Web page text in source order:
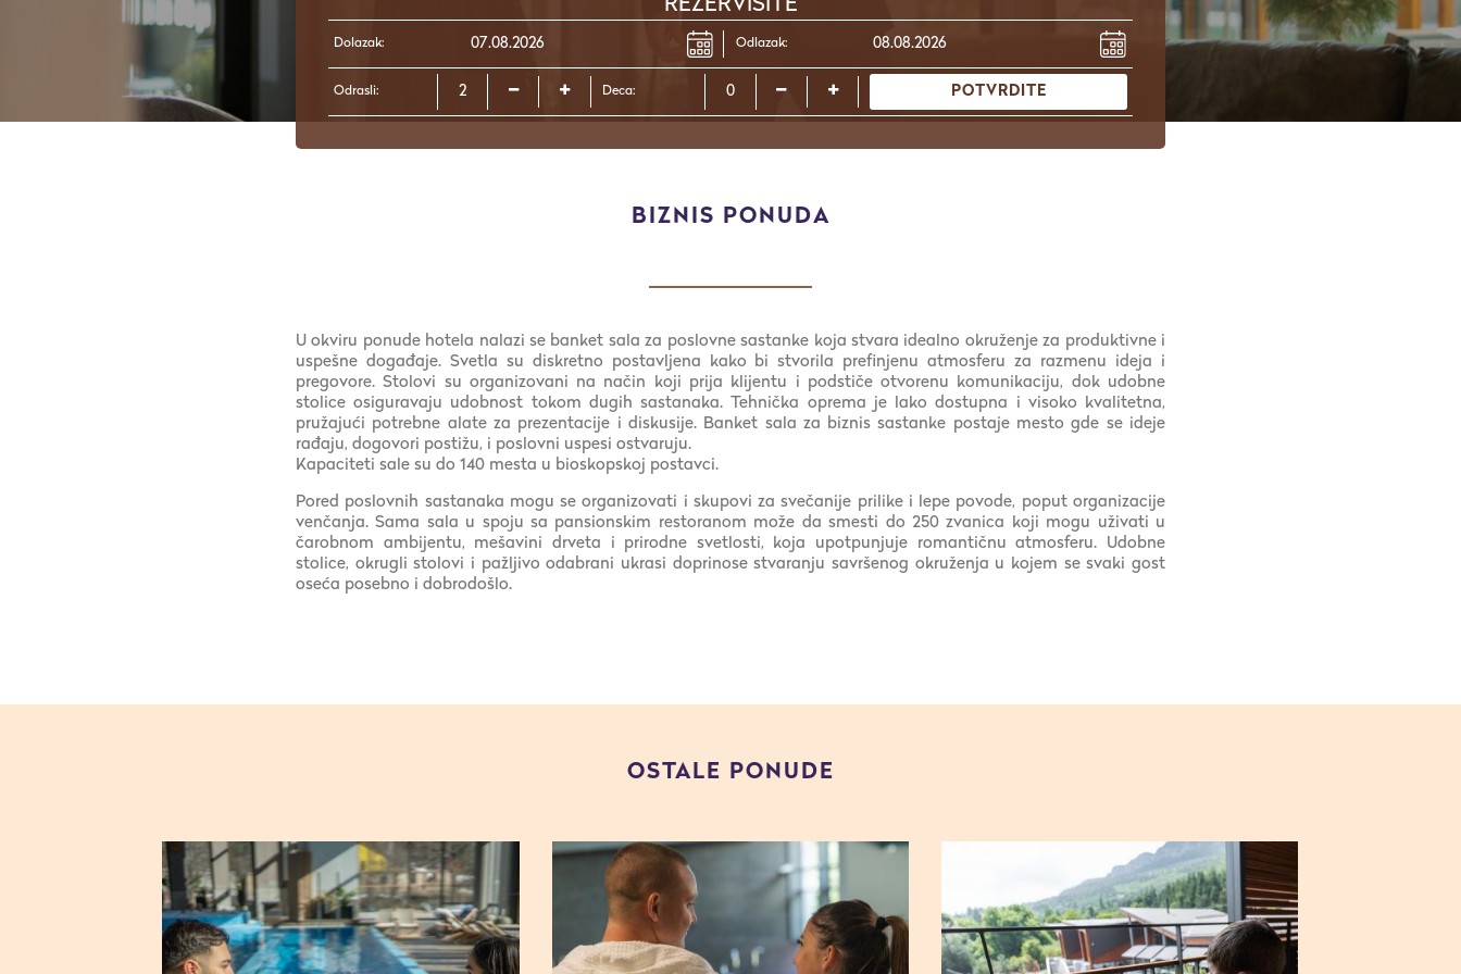
REZERVISITE
Dolazak: Odlazak:
Odrasli: Deca: POTVRDITE
BIZNIS PONUDA
U okviru ponude hotela nalazi se banket sala za poslovne sastanke koja stvara idealno okruženje za produktivne i
uspešne događaje. Svetla su diskretno postavljena kako bi stvorila prefinjenu atmosferu za razmenu ideja i
pregovore. Stolovi su organizovani na način koji prija klijentu i podstiče otvorenu komunikaciju, dok udobne
stolice osiguravaju udobnost tokom dugih sastanaka. Tehnička oprema je lako dostupna i visoko kvalitetna,
pružajući potrebne alate za prezentacije i diskusije. Banket sala za biznis sastanke postaje mesto gde se ideje
rađaju, dogovori postižu, i poslovni uspesi ostvaruju.
Kapaciteti sale su do 140 mesta u bioskopskoj postavci.
Pored poslovnih sastanaka mogu se organizovati i skupovi za svečanije prilike i lepe povode, poput organizacije
venčanja. Sama sala u spoju sa pansionskim restoranom može da smesti do 250 zvanica koji mogu uživati u
čarobnom ambijentu, mešavini drveta i prirodne svetlosti, koja upotpunjuje romantičnu atmosferu. Udobne
stolice, okrugli stolovi i pažljivo odabrani ukrasi doprinose stvaranju savršenog okruženja u kojem se svaki gost
oseća posebno i dobrodošlo.
OSTALE PONUDE